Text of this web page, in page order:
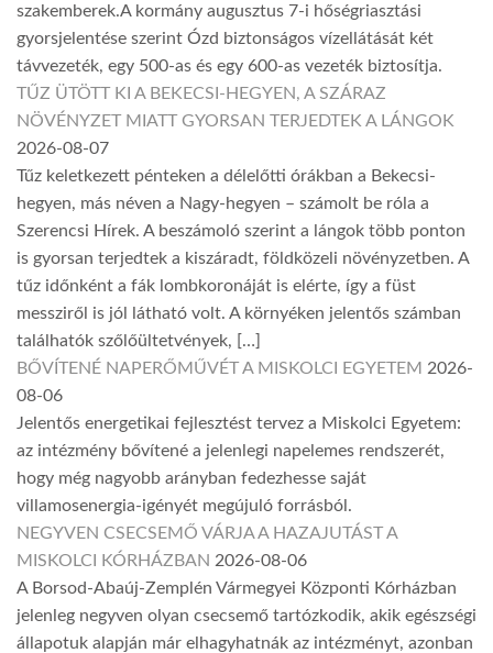
szakemberek.A kormány augusztus 7-i hőségriasztási
gyorsjelentése szerint Ózd biztonságos vízellátását két
távvezeték, egy 500-as és egy 600-as vezeték biztosítja.
TŰZ ÜTÖTT KI A BEKECSI-HEGYEN, A SZÁRAZ
NÖVÉNYZET MIATT GYORSAN TERJEDTEK A LÁNGOK
2026-08-07
Tűz keletkezett pénteken a délelőtti órákban a Bekecsi-
hegyen, más néven a Nagy-hegyen – számolt be róla a
Szerencsi Hírek. A beszámoló szerint a lángok több ponton
is gyorsan terjedtek a kiszáradt, földközeli növényzetben. A
tűz időnként a fák lombkoronáját is elérte, így a füst
messziről is jól látható volt. A környéken jelentős számban
találhatók szőlőültetvények, […]
BŐVÍTENÉ NAPERŐMŰVÉT A MISKOLCI EGYETEM 2026-
08-06
Jelentős energetikai fejlesztést tervez a Miskolci Egyetem:
az intézmény bővítené a jelenlegi napelemes rendszerét,
hogy még nagyobb arányban fedezhesse saját
villamosenergia-igényét megújuló forrásból.
NEGYVEN CSECSEMŐ VÁRJA A HAZAJUTÁST A
MISKOLCI KÓRHÁZBAN 2026-08-06
A Borsod-Abaúj-Zemplén Vármegyei Központi Kórházban
jelenleg negyven olyan csecsemő tartózkodik, akik egészségi
állapotuk alapján már elhagyhatnák az intézményt, azonban